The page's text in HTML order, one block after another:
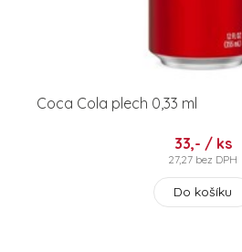
Coca Cola plech 0,33 ml
33,- / ks
27,27 bez DPH
Do košíku